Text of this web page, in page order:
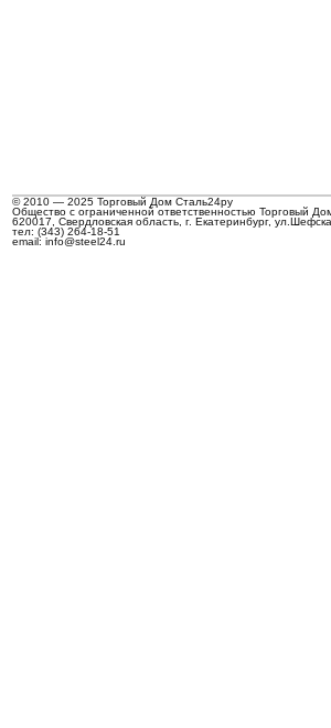
© 2010 — 2025 Торговый Дом Сталь24ру
Общество с ограниченной ответственностью Торговый
620017, Свердловская область, г. Екатеринбург,
тел: (343) 264-18-51
email: info@steel24.ru